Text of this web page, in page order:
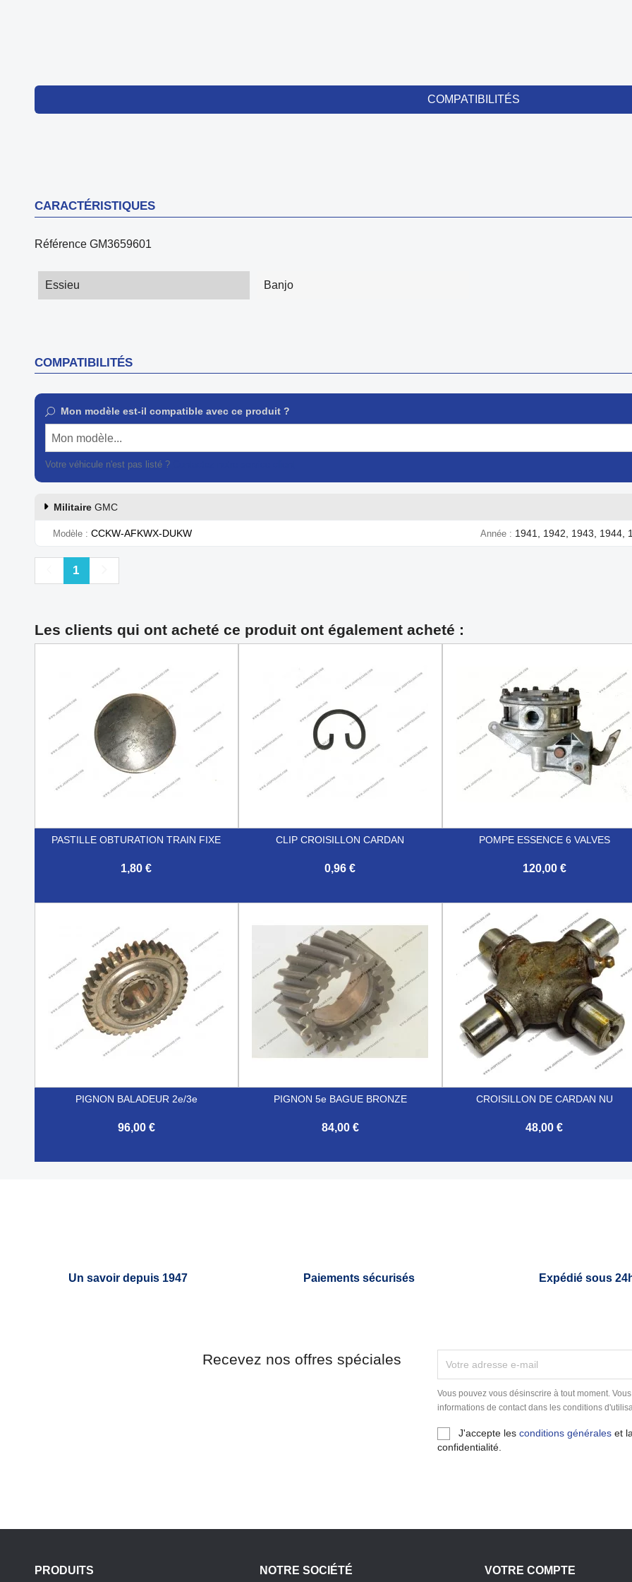
COMPATIBILITÉS
CARACTÉRISTIQUES
Référence GM3659601
Essieu Banjo
COMPATIBILITÉS
Mon modèle est-il compatible avec ce produit ?
Mon modèle...
Votre véhicule n'est pas listé ?
Militaire GMC
Modèle CCKW-AFKWX-DUKW Année 1941, 1942, 1943, 1944,
Précédent
1
Les clients qui ont acheté ce produit ont également acheté :
PASTILLE OBTURATION TRAIN FIXE
1,80 €
CLIP CROISILLON CARDAN
0,96 €
POMPE ESSENCE 6 VALVES
120,00 €
Aperçu rapide
PIGNON BALADEUR 2e/3e
96,00 €
PIGNON 5e BAGUE BRONZE
84,00 €
CROISILLON DE CARDAN NU
48,00 €
Un savoir depuis 1947 Paiements sécurisés Expédié sous
Recevez nos offres spéciales
Vous pouvez vous désinscrire à tout moment.
informations de contact dans les conditions
J'accepte lesconditions générales et
confidentialité.
PRODUITS NOTRE SOCIÉTÉ VOTRE COMPTE